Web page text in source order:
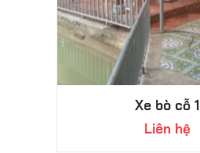
Xe bò cỗ 1
Liên hệ